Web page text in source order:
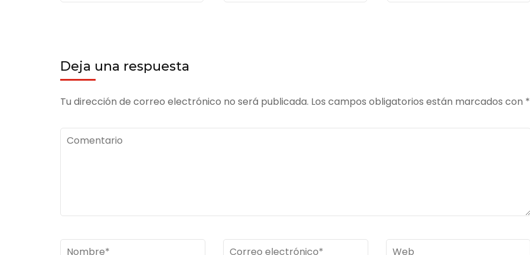
Deja una respuesta
Tu dirección de correo electrónico no será publicada. Los campos obligatorios están marcados con *
Comentario
Nombre*
Correo
Web